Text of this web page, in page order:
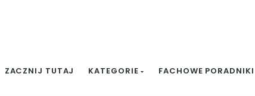
ZACZNIJ TUTAJ KATEGORIE FACHOWE PORADNIKI